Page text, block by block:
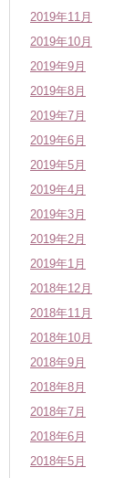
2019年11月
2019年10月
2019年9月
2019年8月
2019年7月
2019年6月
2019年5月
2019年4月
2019年3月
2019年2月
2019年1月
2018年12月
2018年11月
2018年10月
2018年9月
2018年8月
2018年7月
2018年6月
2018年5月